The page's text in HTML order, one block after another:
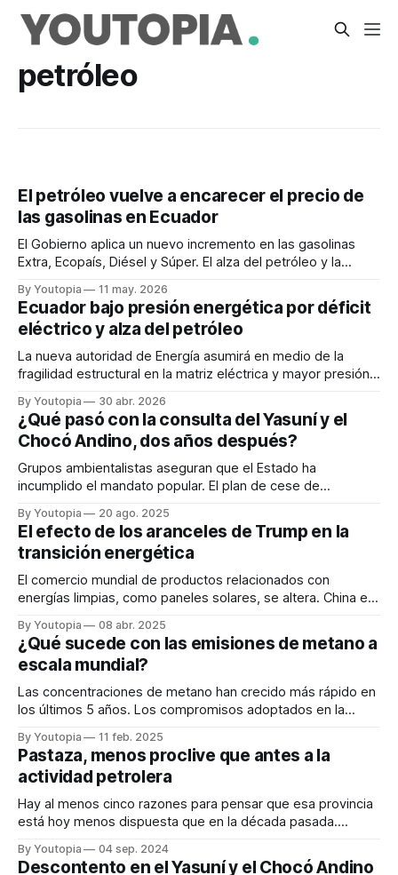
petróleo
El petróleo vuelve a encarecer el precio de
las gasolinas en Ecuador
El Gobierno aplica un nuevo incremento en las gasolinas
Extra, Ecopaís, Diésel y Súper. El alza del petróleo y la
By Youtopia 11 may. 2026
Ecuador bajo presión energética por déficit
eléctrico y alza del petróleo
La nueva autoridad de Energía asumirá en medio de la
fragilidad estructural en la matriz eléctrica y mayor presión
By Youtopia 30 abr. 2026
¿Qué pasó con la consulta del Yasuní y el
Chocó Andino, dos años después?
Grupos ambientalistas aseguran que el Estado ha
incumplido el mandato popular. El plan de cese de
By Youtopia 20 ago. 2025
El efecto de los aranceles de Trump en la
transición energética
El comercio mundial de productos relacionados con
energías limpias, como paneles solares, se altera. China es
By Youtopia 08 abr. 2025
¿Qué sucede con las emisiones de metano a
escala mundial?
Las concentraciones de metano han crecido más rápido en
los últimos 5 años. Los compromisos adoptados en la
By Youtopia 11 feb. 2025
Pastaza, menos proclive que antes a la
actividad petrolera
Hay al menos cinco razones para pensar que esa provincia
está hoy menos dispuesta que en la década pasada.
By Youtopia 04 sep. 2024
Descontento en el Yasuní y el Chocó Andino